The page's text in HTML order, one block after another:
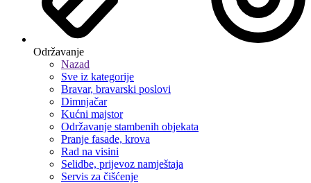
Održavanje
Nazad
Sve iz kategorije
Bravar, bravarski poslovi
Dimnjačar
Kućni majstor
Održavanje stambenih objekata
Pranje fasade, krova
Rad na visini
Selidbe, prijevoz namještaja
Servis za čišćenje